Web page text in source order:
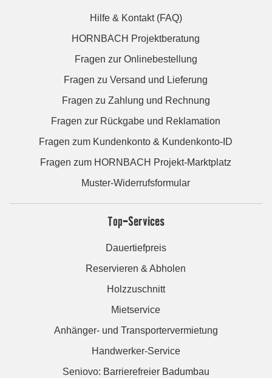
Hilfe & Kontakt (FAQ)
HORNBACH Projektberatung
Fragen zur Onlinebestellung
Fragen zu Versand und Lieferung
Fragen zu Zahlung und Rechnung
Fragen zur Rückgabe und Reklamation
Fragen zum Kundenkonto & Kundenkonto-ID
Fragen zum HORNBACH Projekt-Marktplatz
Muster-Widerrufsformular
Top-Services
Dauertiefpreis
Reservieren & Abholen
Holzzuschnitt
Mietservice
Anhänger- und Transportervermietung
Handwerker-Service
Seniovo: Barrierefreier Badumbau